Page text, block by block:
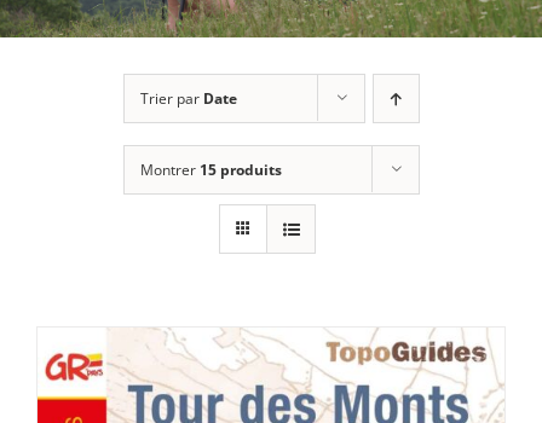
Trier par Date
Montrer 15 produits